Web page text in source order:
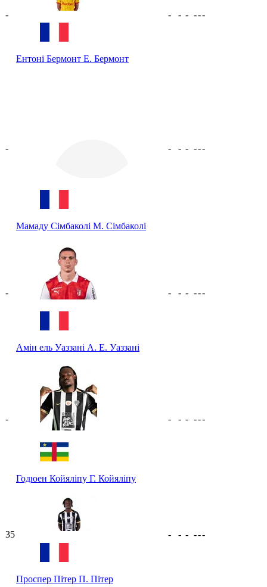
-
Ентоні Бермонт Е. Бермонт
- - - ---
-
Мамаду Сімбаколі М. Сімбаколі
- - - ---
-
Амін ель Уаззані А. Е. Уаззані
- - - ---
-
Годюен Койяліпу Г. Койяліпу
- - - ---
35
Проспер Пітер П. Пітер
- - - ---